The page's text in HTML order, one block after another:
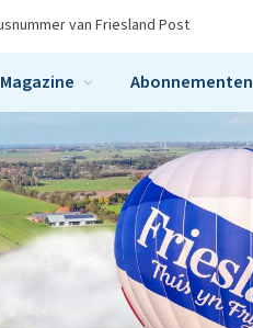
van Friesland Post
Magazine Abonnementen